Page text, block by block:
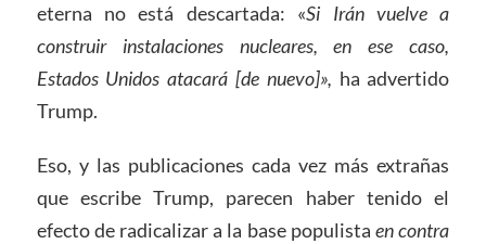
eterna no está descartada: «Si Irán vuelve a
construir instalaciones nucleares, en ese caso,
Estados Unidos atacará [de nuevo]», ha advertido
Trump.
Eso, y las publicaciones cada vez más extrañas
que escribe Trump, parecen haber tenido el
efecto de radicalizar a la base populistaen contra